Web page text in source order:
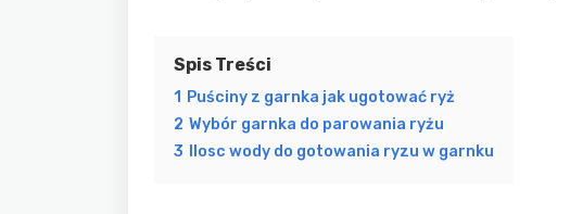
Spis Treści
1
Puściny z garnka jak ugotować ryż
2 Wybór garnka do parowania ryżu
3
Ilosc wody do gotowania ryzu w garnku